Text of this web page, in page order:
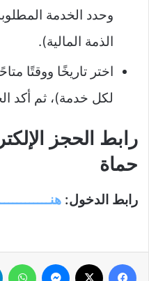
وحدد الخدمة
الذمة المالية).
لكل خدمة)، ثم أكد
رابط الحجز
حماة
رابط الدخول:
فيسبوك ماسنجر